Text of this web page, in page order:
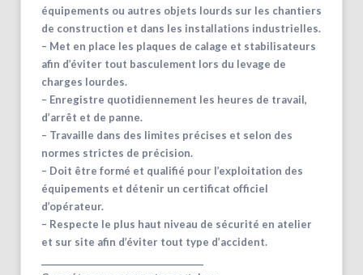
équipements ou autres objets lourds sur les chantiers
de construction et dans les installations industrielles.
– Met en place les plaques de calage et stabilisateurs
afin d’éviter tout basculement lors du levage de
charges lourdes.
– Enregistre quotidiennement les heures de travail,
d’arrêt et de panne.
– Travaille dans des limites précises et selon des
normes strictes de précision.
– Doit être formé et qualifié pour l’exploitation des
équipements et détenir un certificat officiel
d’opérateur.
– Respecte le plus haut niveau de sécurité en atelier
et sur site afin d’éviter tout type d’accident.